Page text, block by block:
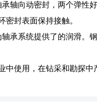
轴向动密封，两个弹性
封表面保持接触。
承系统提供了的润滑。
使用，在钻采和勘探中